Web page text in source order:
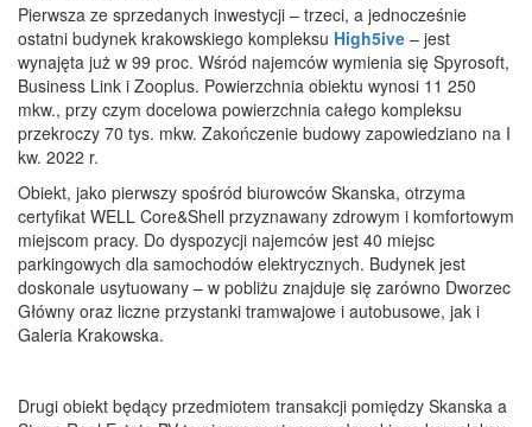
Pierwsza ze sprzedanych inwestycji – trzeci, a jednocześnie
ostatni budynek krakowskiego kompleksu High5ive – jest
wynajęta już w 99 proc. Wśród najemców wymienia się Spyrosoft,
Business Link i Zooplus. Powierzchnia obiektu wynosi 11 250
mkw., przy czym docelowa powierzchnia całego kompleksu
przekroczy 70 tys. mkw. Zakończenie budowy zapowiedziano na I
kw. 2022 r.
Obiekt, jako pierwszy spośród biurowców Skanska, otrzyma
certyfikat WELL Core&Shell przyznawany zdrowym i komfortowym
miejscom pracy. Do dyspozycji najemców jest 40 miejsc
parkingowych dla samochodów elektrycznych. Budynek jest
doskonale usytuowany – w pobliżu znajduje się zarówno Dworzec
Główny oraz liczne przystanki tramwajowe i autobusowe, jak i
Galeria Krakowska.
Drugi obiekt będący przedmiotem transakcji pomiędzy Skanska a